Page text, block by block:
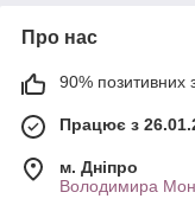
Про нас
90% позитивних з
Працює з
м. Дніпро
Володимира